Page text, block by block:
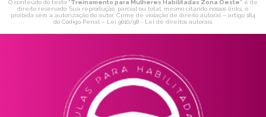
O conteúdo do texto "Treinamento para Mulheres Habilitadas Zona Oeste" é de
direito reservado. Sua reprodução, parcial ou total, mesmo citando nossos links, é
proibida sem a autorização do autor. Crime de violação de direito autoral – artigo 184
do Código Penal – Lei 9610/98 - Lei de direitos autorais.